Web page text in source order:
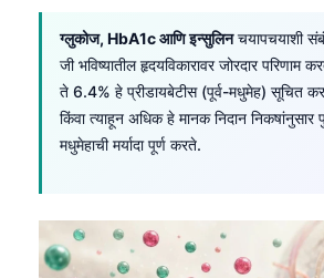
ग्लुकोज, HbA1c आणि इन्सुलिनचयापचयाशी
जी भविष्यातील हृदयविकारावर जोरदार
ते 6.4% हे प्रीडायबेटीस (पूर्व-मधुमेह) सूचित
किंवा त्याहून अधिक हे मानक निदान निकषांनुसार
मधुमेहाची मर्यादा पूर्ण करते.
Հայերեն
Íslenska
Svenska
Bosanski
Azərbaycan dili
Eesti